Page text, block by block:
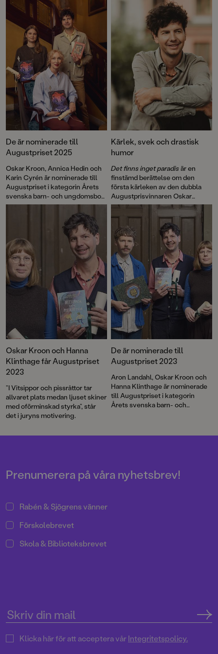
De är nominerade till
Augustpriset 2025
Oskar Kroon, Annica Hedin och
Karin Cyrén är nominerade till
Augustpriset i kategorin Årets
svenska barn- och ungdomsbok
förDet finns inget paradis
. Priset delas
ut den 24 november vid
Augustgalan på Dramaten i
Stockholm.
Kärlek, svek och drastisk
humor
Det finns inget paradisär en
finstämd berättelse om den
första kärleken av den dubbla
Augustprisvinnaren Oskar
Kroon.
Oskar Kroon och Hanna
Klinthage får Augustpriset
2023
”I Vitsippor och pissråttor tar
allvaret plats medan ljuset skiner
med oförminskad styrka”, står
det i juryns motivering.
De är nominerade till
Augustpriset 2023
Aron Landahl, Oskar Kroon och
Hanna Klinthage är nominerade
till Augustpriset i kategorin
Årets svenska barn- och
Prenumerera på våra nyhetsbrev!
Rabén & Sjögrens vänner
Förskolebrevet
Skola & Biblioteksbrevet
Klicka här för att acceptera vårIntegritetspolicy.